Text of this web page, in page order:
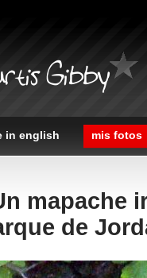
Gibby
in english mis fotos
mapache
de